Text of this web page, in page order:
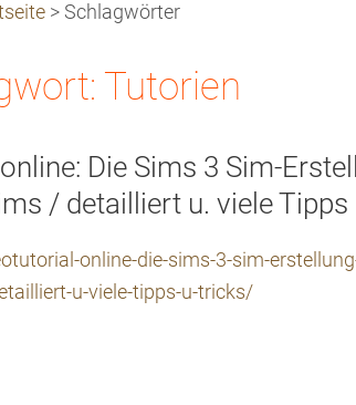
> Schlagwörter
Tutorien
Die Sims 3 Sim-
/ detailliert u. viele Tipps
online-die-sims-3-sim-
u-viele-tipps-u-tricks/